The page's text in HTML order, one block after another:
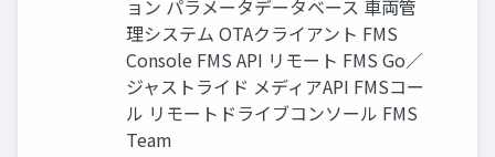
ョン パラメータデータベース 車両管
理システム OTAクライアント FMS
Console FMS API リモート FMS Go／
ジャストライド メディアAPI FMSコー
ル リモートドライブコンソール FMS
Team